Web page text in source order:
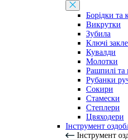
Борідки та
Викрутки
Зубила
Ключі
Кувалди
Молотки
Рашпилі та
Рубанки
Сокири
Стамески
Степлери
Цвяходери
Інструмент
Інструмент